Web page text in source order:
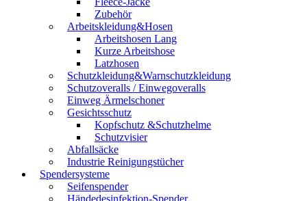
Zubehör
Arbeitskleidung&Hosen
Arbeitshosen Lang
Kurze Arbeitshose
Latzhosen
Schutzkleidung&Warnschutzkleidung
Schutzoveralls / Einwegoveralls
Einweg Ärmelschoner
Gesichtsschutz
Kopfschutz &Schutzhelme
Schutzvisier
Abfallsäcke
Industrie Reinigungstücher
Spendersysteme
Seifenspender
Händedesinfektion-Spender